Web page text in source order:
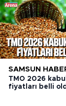
SAMSUN
TMO 2026
fiyatları belli